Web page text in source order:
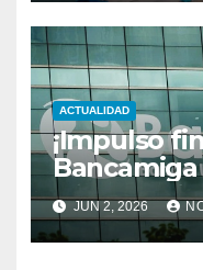
ACTUALIDAD
¡Impulso
economía
repunte en
consumo y
JUN 2, 2026